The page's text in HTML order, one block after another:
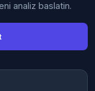
analiz baslatin.